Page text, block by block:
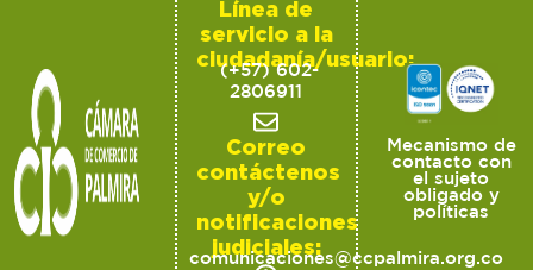
Línea de
servicio a la
ciudadanía/usuario:
(+57) 602-
2806911
Correo
contáctenos
y/o
notificaciones
judiciales:
comunicaciones@ccpalmira.org.co
Mecanismo de
contacto con
el sujeto
obligado y
políticas